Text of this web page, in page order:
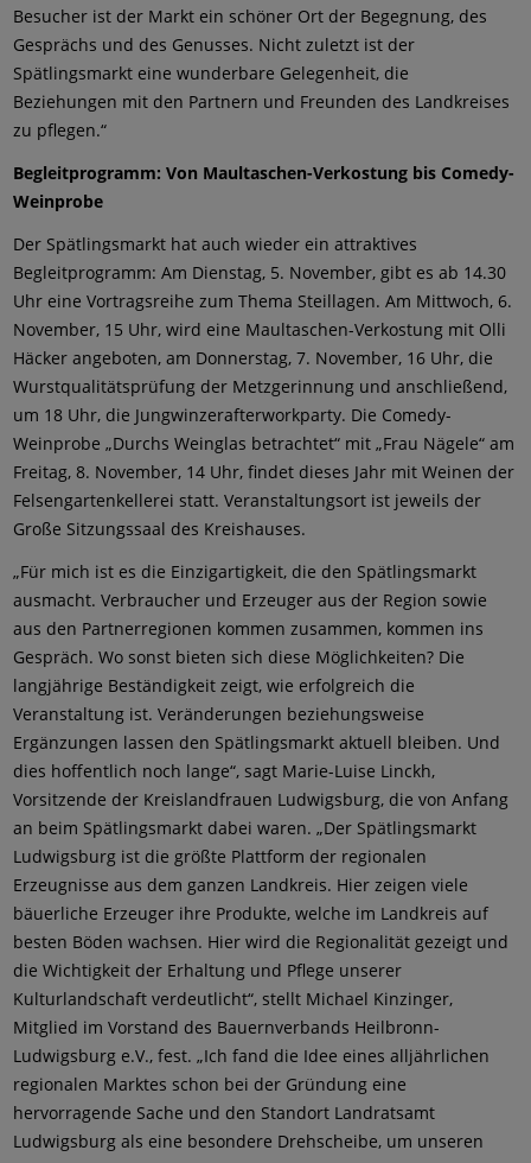
Besucher ist der Markt ein schöner Ort der Begegnung, des
Gesprächs und des Genusses. Nicht zuletzt ist der
Spätlingsmarkt eine wunderbare Gelegenheit, die
Beziehungen mit den Partnern und Freunden des Landkreises
zu pflegen.“
Begleitprogramm: Von Maultaschen-Verkostung bis Comedy-
Weinprobe
Der Spätlingsmarkt hat auch wieder ein attraktives
Begleitprogramm: Am Dienstag, 5. November, gibt es ab 14.30
Uhr eine Vortragsreihe zum Thema Steillagen. Am Mittwoch, 6.
November, 15 Uhr, wird eine Maultaschen-Verkostung mit Olli
Häcker angeboten, am Donnerstag, 7. November, 16 Uhr, die
Wurstqualitätsprüfung der Metzgerinnung und anschließend,
um 18 Uhr, die Jungwinzerafterworkparty. Die Comedy-
Weinprobe „Durchs Weinglas betrachtet“ mit „Frau Nägele“ am
Freitag, 8. November, 14 Uhr, findet dieses Jahr mit Weinen der
Felsengartenkellerei statt. Veranstaltungsort ist jeweils der
Große Sitzungssaal des Kreishauses.
„Für mich ist es die Einzigartigkeit, die den Spätlingsmarkt
ausmacht. Verbraucher und Erzeuger aus der Region sowie
aus den Partnerregionen kommen zusammen, kommen ins
Gespräch. Wo sonst bieten sich diese Möglichkeiten? Die
langjährige Beständigkeit zeigt, wie erfolgreich die
Veranstaltung ist. Veränderungen beziehungsweise
Ergänzungen lassen den Spätlingsmarkt aktuell bleiben. Und
dies hoffentlich noch lange“, sagt Marie-Luise Linckh,
Vorsitzende der Kreislandfrauen Ludwigsburg, die von Anfang
an beim Spätlingsmarkt dabei waren. „Der Spätlingsmarkt
Ludwigsburg ist die größte Plattform der regionalen
Erzeugnisse aus dem ganzen Landkreis. Hier zeigen viele
bäuerliche Erzeuger ihre Produkte, welche im Landkreis auf
besten Böden wachsen. Hier wird die Regionalität gezeigt und
die Wichtigkeit der Erhaltung und Pflege unserer
Kulturlandschaft verdeutlicht“, stellt Michael Kinzinger,
Mitglied im Vorstand des Bauernverbands Heilbronn-
Ludwigsburg e.V., fest. „Ich fand die Idee eines alljährlichen
regionalen Marktes schon bei der Gründung eine
hervorragende Sache und den Standort Landratsamt
Ludwigsburg als eine besondere Drehscheibe, um unseren